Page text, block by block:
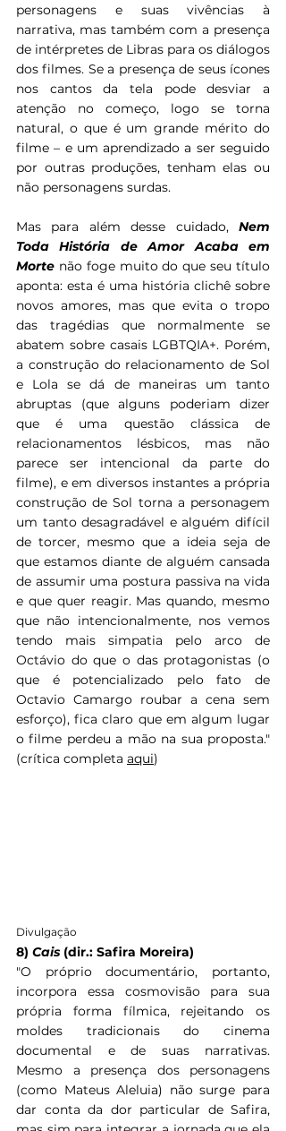
personagens e suas vivências à
narrativa, mas também com a presença
de intérpretes de Libras para os diálogos
dos filmes. Se a presença de seus ícones
nos cantos da tela pode desviar a
atenção no começo, logo se torna
natural, o que é um grande mérito do
filme – e um aprendizado a ser seguido
por outras produções, tenham elas ou
não personagens surdas.
Mas para além desse cuidado, Nem
Toda História de Amor Acaba em
Morte não foge muito do que seu título
aponta: esta é uma história clichê sobre
novos amores, mas que evita o tropo
das tragédias que normalmente se
abatem sobre casais LGBTQIA+. Porém,
a construção do relacionamento de Sol
e Lola se dá de maneiras um tanto
abruptas (que alguns poderiam dizer
que é uma questão clássica de
relacionamentos lésbicos, mas não
parece ser intencional da parte do
filme), e em diversos instantes a própria
construção de Sol torna a personagem
um tanto desagradável e alguém difícil
de torcer, mesmo que a ideia seja de
que estamos diante de alguém cansada
de assumir uma postura passiva na vida
e que quer reagir. Mas quando, mesmo
que não intencionalmente, nos vemos
tendo mais simpatia pelo arco de
Octávio do que o das protagonistas (o
que é potencializado pelo fato de
Octavio Camargo roubar a cena sem
esforço), fica claro que em algum lugar
o filme perdeu a mão na sua proposta."
(crítica completa aqui)
Divulgação
8) Cais (dir.: Safira Moreira)
"O próprio documentário, portanto,
incorpora essa cosmovisão para sua
própria forma fílmica, rejeitando os
moldes tradicionais do cinema
documental e de suas narrativas.
Mesmo a presença dos personagens
(como Mateus Aleluia) não surge para
dar conta da dor particular de Safira,